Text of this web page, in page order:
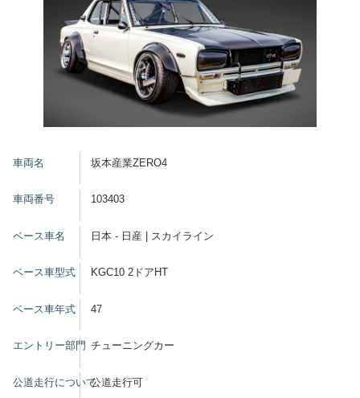
車両名 坂本産業ZERO4
車両番号 103403
ベース車名 日本 - 日産 | スカイライン
ベース車型式 KGC10 2ドアHT
ベース車年式 47
エントリー部門 チューニングカー
公道走行について公道走行可